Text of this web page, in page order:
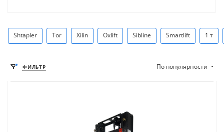
Shtapler Tor Xilin Oxlift Sibline Smartlift 1 т
ФИЛЬТР По популярности